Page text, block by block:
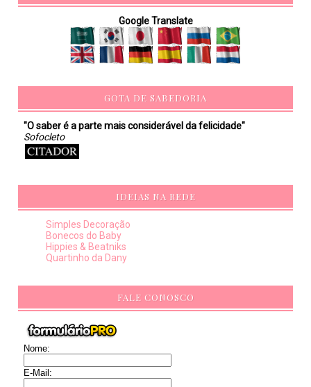
Google Translate
GOTA DE SABEDORIA
"O saber é a parte mais considerável da felicidade"
Sofocleto
IDEIAS NA REDE
Simples Decoração
Bonecos do Baby
Hippies & Beatniks
Quartinho da Dany
FALE CONOSCO
Nome:
E-Mail: